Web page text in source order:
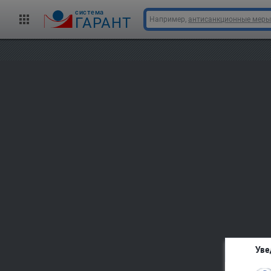
cистема
ГАРАНТ Например, антисанкционные меры